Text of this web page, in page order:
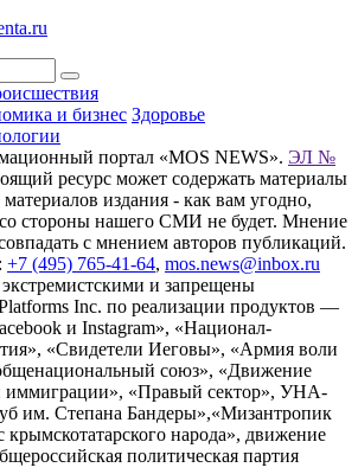
и бизнес Здоровье
портал «MOS NEWS». ЭЛ №
ресурс может содержать материалы
издания - как вам угодно,
стороны нашего СМИ не будет. Мнение
с мнением авторов публикаций.
+7 (495) 765-41-64, mos.news@inbox.ru
и запрещены
Inc. по реализации продуктов —
и Instagram», «Национал-
«Свидетели Иеговы», «Армия воли
союз», «Движение
иммиграции», «Правый сектор», УНА-
им. Степана Бандеры»,«Мизантропик
народа», движение
политическая партия